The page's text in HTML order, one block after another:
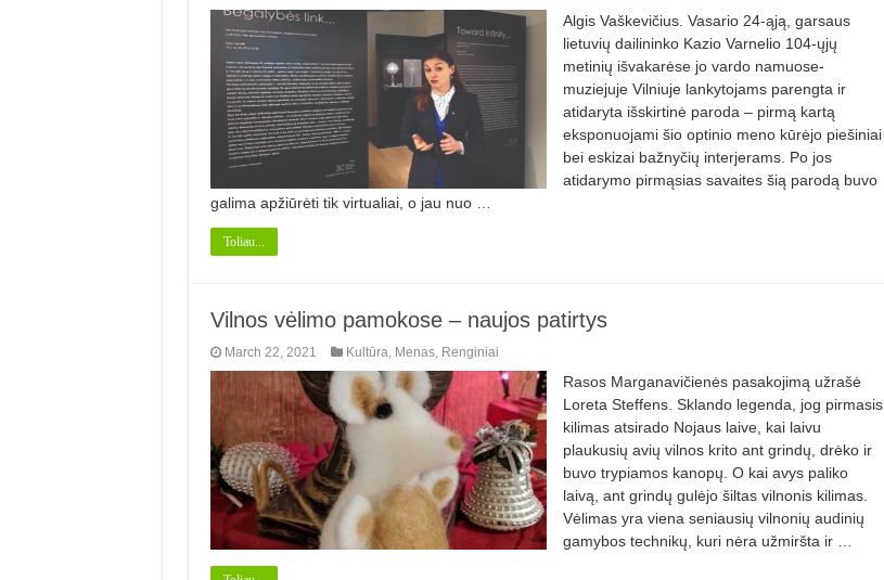
Algis Vaškevičius. Vasario 24-ąją, garsaus
lietuvių dailininko Kazio Varnelio 104-ųjų
metinių išvakarėse jo vardo namuose-
muziejuje Vilniuje lankytojams parengta ir
atidaryta išskirtinė paroda – pirmą kartą
eksponuojami šio optinio meno kūrėjo piešiniai
bei eskizai bažnyčių interjerams. Po jos
atidarymo pirmąsias savaites šią parodą buvo
ga­lima apžiūrėti tik virtualiai, o jau nuo …
Toliau...
Vilnos vėlimo pamokose – naujos patirtys
March 22, 2021 Kultūra Menas, Renginiai
Rasos Marganavičienės pasakojimą užrašė
Loreta Steffens. Sklando legenda, jog pirmasis
kilimas atsirado Nojaus laive, kai laivu
plaukusių avių vilnos krito ant grindų, drėko ir
buvo trypiamos kanopų. O kai avys paliko
laivą, ant grindų gulėjo šiltas vilnonis kilimas.
Vėlimas yra viena seniausių vilnonių audinių
gamybos technikų, kuri nėra užmiršta ir …